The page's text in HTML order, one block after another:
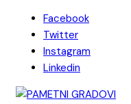
content
Facebook
Twitter
Instagram
Linkedin